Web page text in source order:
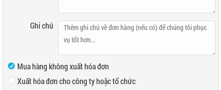
Ghi chú
Mua hàng không xuất hóa đơn
Xuất hóa đơn cho công ty hoặc tổ chức